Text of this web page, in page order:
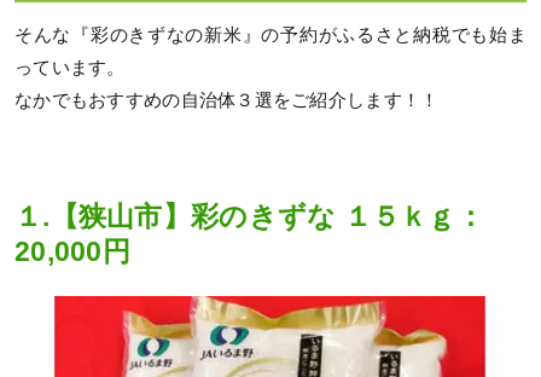
そんな『彩のきずなの新米』の予約がふるさと納税でも始ま
っています。
なかでもおすすめの自治体３選をご紹介します！！
１.【狭山市】彩のきずな １５ｋｇ：
20,000円